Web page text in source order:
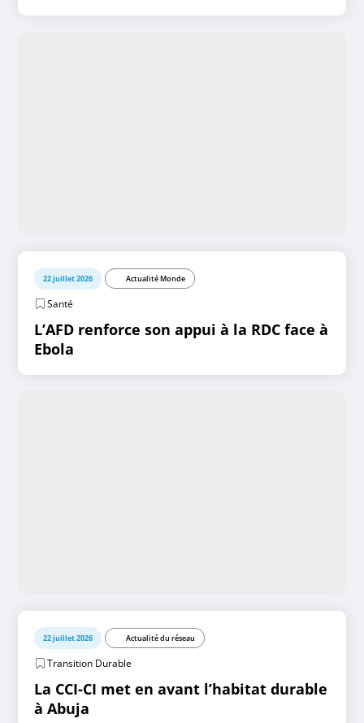
22 juillet 2026 Actualité Monde
Santé
L’AFD renforce son appui à la RDC face à
Ebola
22 juillet 2026 Actualité du réseau
Transition Durable
La CCI-CI met en avant l’habitat durable
à Abuja